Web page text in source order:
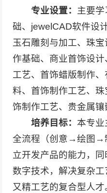
专业设置：
主要
础、jewelCAD软件设
玉石雕刻与加工、珠
作基础、商业首饰设
工艺、首饰蜡版制作
料、首饰制作工艺、
饰制作工艺、贵金属镶
培养目标： 本专
全流程（创意→绘图→
立开发产品的能力，
数字技术，解决复杂
又精工艺的复合型人才